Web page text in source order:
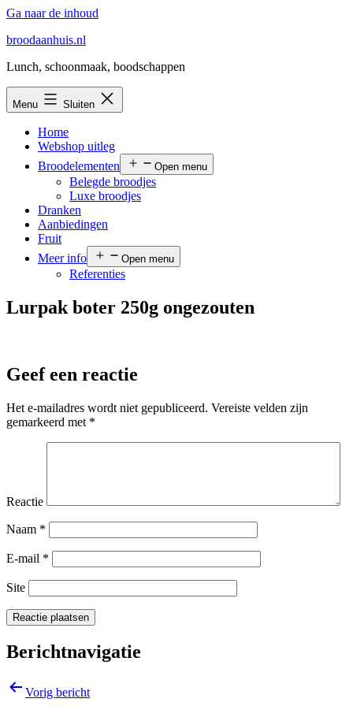
Ga naar de inhoud
broodaanhuis.nl
Lunch, schoonmaak, boodschappen
Menu Sluiten
Home
Webshop uitleg
Broodelementen
Open menu
Belegde broodjes
Luxe broodjes
Dranken
Aanbiedingen
Fruit
Meer info
Open menu
Referenties
Lurpak boter 250g ongezouten
Geef een reactie
Het e-mailadres wordt niet gepubliceerd. Vereiste velden zijn
gemarkeerd met *
Reactie
Naam *
E-mail *
Site
Berichtnavigatie
Vorig bericht